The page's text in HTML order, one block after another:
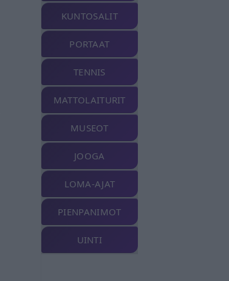
KUNTOSALIT
PORTAAT
TENNIS
MATTOLAITURIT
MUSEOT
JOOGA
LOMA-AJAT
PIENPANIMOT
UINTI